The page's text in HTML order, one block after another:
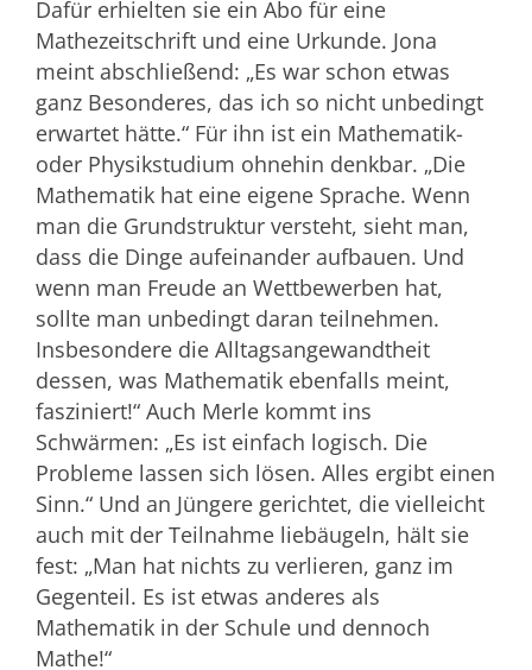
Dafür erhielten sie ein Abo für eine
Mathezeitschrift und eine Urkunde. Jona
meint abschließend: „Es war schon etwas
ganz Besonderes, das ich so nicht unbedingt
erwartet hätte.“ Für ihn ist ein Mathematik-
oder Physikstudium ohnehin denkbar. „Die
Mathematik hat eine eigene Sprache. Wenn
man die Grundstruktur versteht, sieht man,
dass die Dinge aufeinander aufbauen. Und
wenn man Freude an Wettbewerben hat,
sollte man unbedingt daran teilnehmen.
Insbesondere die Alltagsangewandtheit
dessen, was Mathematik ebenfalls meint,
fasziniert!“ Auch Merle kommt ins
Schwärmen: „Es ist einfach logisch. Die
Probleme lassen sich lösen. Alles ergibt einen
Sinn.“ Und an Jüngere gerichtet, die vielleicht
auch mit der Teilnahme liebäugeln, hält sie
fest: „Man hat nichts zu verlieren, ganz im
Gegenteil. Es ist etwas anderes als
Mathematik in der Schule und dennoch
Mathe!“